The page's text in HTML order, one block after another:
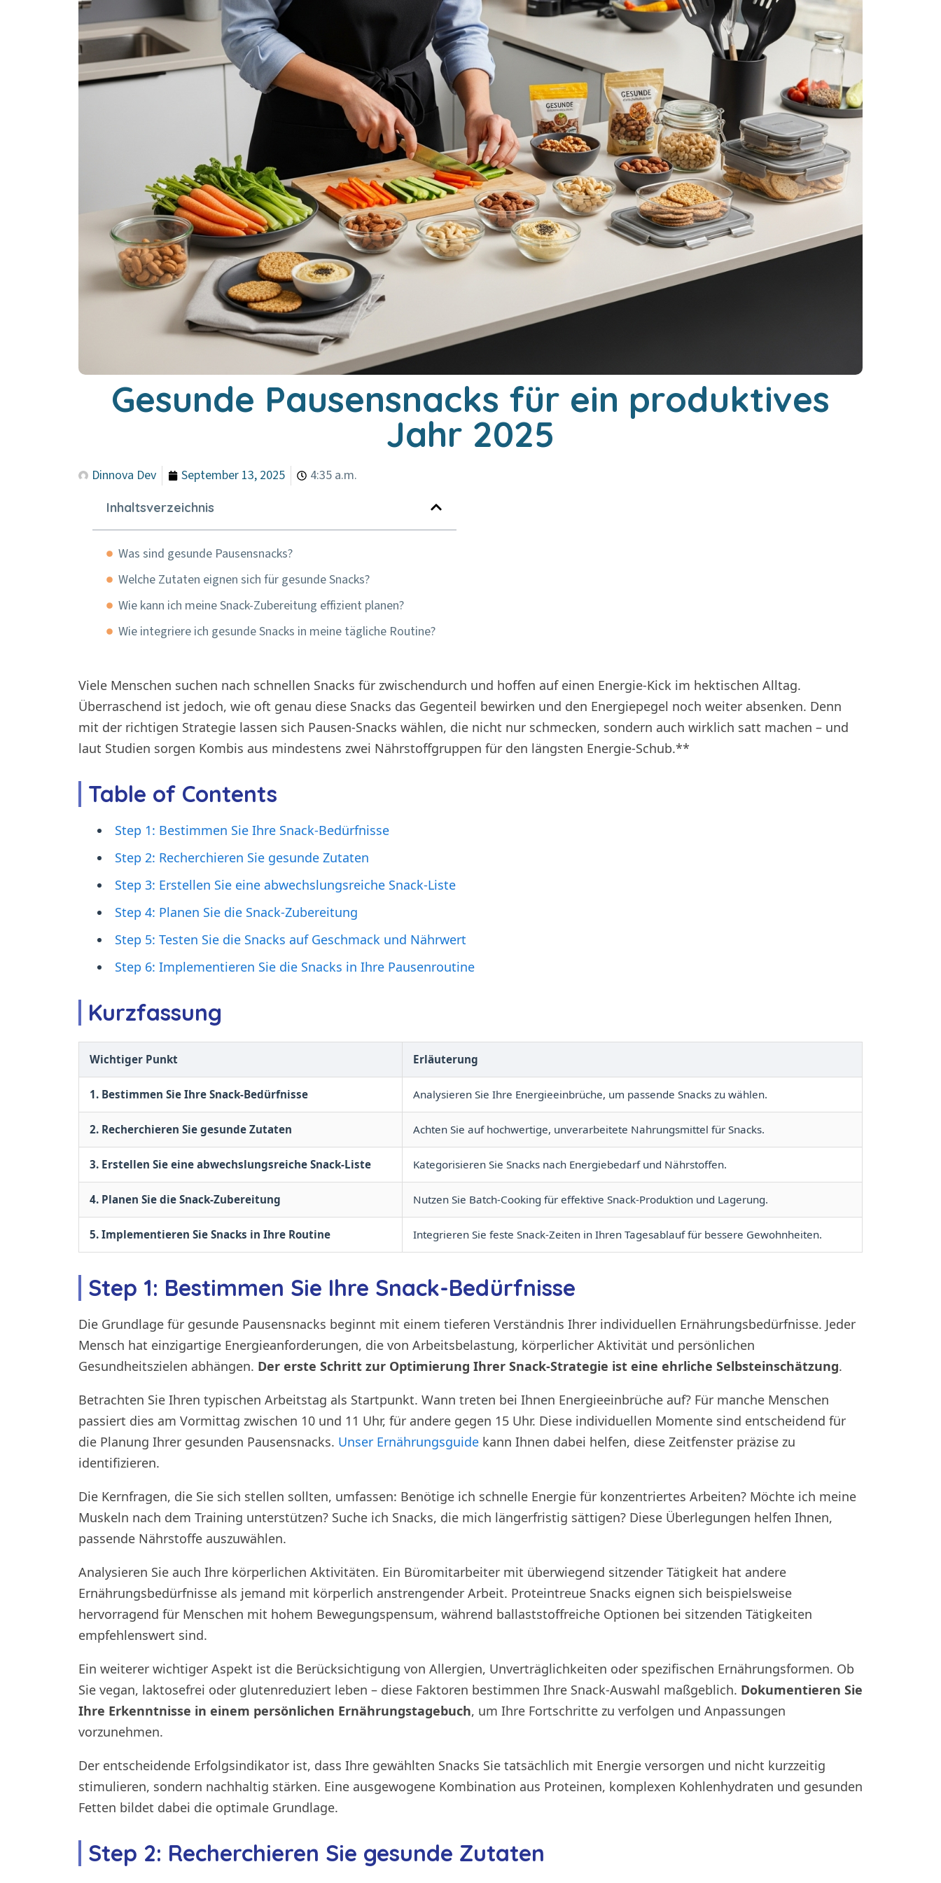
Gesunde Pausensnacks für ein produktives
Jahr 2025
Dinnova Dev September 13, 2025 4:35 a.m.
Inhaltsverzeichnis
Was sind gesunde Pausensnacks?
Welche Zutaten eignen sich für gesunde Snacks?
Wie kann ich meine Snack-Zubereitung effizient planen?
Wie integriere ich gesunde Snacks in meine tägliche Routine?
Viele Menschen suchen nach schnellen Snacks für zwischendurch und hoffen auf einen Energie-Kick im hektischen Alltag.
Überraschend ist jedoch, wie oft genau diese Snacks das Gegenteil bewirken und den Energiepegel noch weiter absenken. Denn
mit der richtigen Strategie lassen sich Pausen-Snacks wählen, die nicht nur schmecken, sondern auch wirklich satt machen – und
laut Studien sorgen Kombis aus mindestens zwei Nährstoffgruppen für den längsten Energie-Schub.**
Table of Contents
Step 1: Bestimmen Sie Ihre Snack-Bedürfnisse
Step 2: Recherchieren Sie gesunde Zutaten
Step 3: Erstellen Sie eine abwechslungsreiche Snack-Liste
Step 4: Planen Sie die Snack-Zubereitung
Step 5: Testen Sie die Snacks auf Geschmack und Nährwert
Step 6: Implementieren Sie die Snacks in Ihre Pausenroutine
Kurzfassung
Wichtiger Punkt Erläuterung
1. Bestimmen Sie Ihre Snack-Bedürfnisse Analysieren Sie Ihre Energieeinbrüche, um passende Snacks zu wählen.
2. Recherchieren Sie gesunde Zutaten Achten Sie auf hochwertige, unverarbeitete Nahrungsmittel für Snacks.
3. Erstellen Sie eine abwechslungsreiche Snack-Liste Kategorisieren Sie Snacks nach Energiebedarf und Nährstoffen.
4. Planen Sie die Snack-Zubereitung Nutzen Sie Batch-Cooking für effektive Snack-Produktion und Lagerung.
5. Implementieren Sie Snacks in Ihre Routine Integrieren Sie feste Snack-Zeiten in Ihren Tagesablauf für bessere Gewohnheiten.
Step 1: Bestimmen Sie Ihre Snack-Bedürfnisse
Die Grundlage für gesunde Pausensnacks beginnt mit einem tieferen Verständnis Ihrer individuellen Ernährungsbedürfnisse. Jeder
Mensch hat einzigartige Energieanforderungen, die von Arbeitsbelastung, körperlicher Aktivität und persönlichen
Gesundheitszielen abhängen. Der erste Schritt zur Optimierung Ihrer Snack-Strategie ist eine ehrliche Selbsteinschätzung.
Betrachten Sie Ihren typischen Arbeitstag als Startpunkt. Wann treten bei Ihnen Energieeinbrüche auf? Für manche Menschen
passiert dies am Vormittag zwischen 10 und 11 Uhr, für andere gegen 15 Uhr. Diese individuellen Momente sind entscheidend für
die Planung Ihrer gesunden Pausensnacks. Unser Ernährungsguide kann Ihnen dabei helfen, diese Zeitfenster präzise zu
identifizieren.
Die Kernfragen, die Sie sich stellen sollten, umfassen: Benötige ich schnelle Energie für konzentriertes Arbeiten? Möchte ich meine
Muskeln nach dem Training unterstützen? Suche ich Snacks, die mich längerfristig sättigen? Diese Überlegungen helfen Ihnen,
passende Nährstoffe auszuwählen.
Analysieren Sie auch Ihre körperlichen Aktivitäten. Ein Büromitarbeiter mit überwiegend sitzender Tätigkeit hat andere
Ernährungsbedürfnisse als jemand mit körperlich anstrengender Arbeit. Proteintreue Snacks eignen sich beispielsweise
hervorragend für Menschen mit hohem Bewegungspensum, während ballaststoffreiche Optionen bei sitzenden Tätigkeiten
empfehlenswert sind.
Ein weiterer wichtiger Aspekt ist die Berücksichtigung von Allergien, Unverträglichkeiten oder spezifischen Ernährungsformen. Ob
Sie vegan, laktosefrei oder glutenreduziert leben – diese Faktoren bestimmen Ihre Snack-Auswahl maßgeblich. Dokumentieren Sie
Ihre Erkenntnisse in einem persönlichen Ernährungstagebuch, um Ihre Fortschritte zu verfolgen und Anpassungen
vorzunehmen.
Der entscheidende Erfolgsindikator ist, dass Ihre gewählten Snacks Sie tatsächlich mit Energie versorgen und nicht kurzzeitig
stimulieren, sondern nachhaltig stärken. Eine ausgewogene Kombination aus Proteinen, komplexen Kohlenhydraten und gesunden
Fetten bildet dabei die optimale Grundlage.
Step 2: Recherchieren Sie gesunde Zutaten